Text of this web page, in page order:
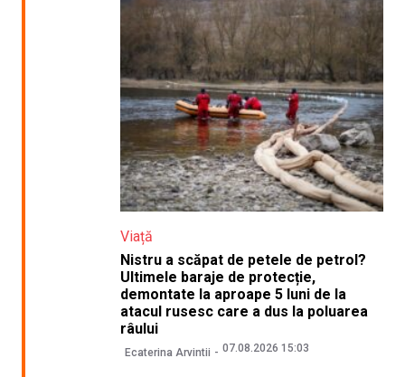
Viață
Nistru a scăpat de petele de petrol?
Ultimele baraje de protecție,
demontate la aproape 5 luni de la
atacul rusesc care a dus la poluarea
râului
Ecaterina Arvintii 07.08.2026 15:03